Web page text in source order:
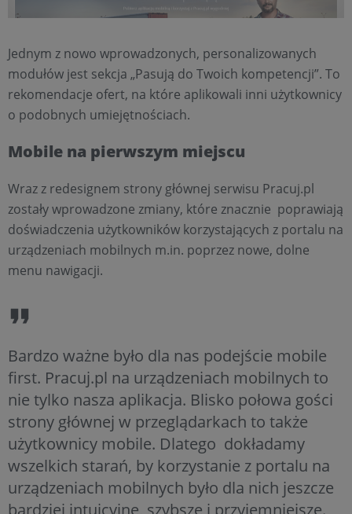
Jednym z nowo wprowadzonych, personalizowanych
modułów jest sekcja „Pasują do Twoich kompetencji”. To
rekomendacje ofert, na które aplikowali inni użytkownicy
o podobnych umiejętnościach.
Mobile na pierwszym miejscu
Wraz z redesignem strony głównej serwisu Pracuj.pl
zostały wprowadzone zmiany, które znacznie poprawiają
doświadczenia użytkowników korzystających z portalu na
urządzeniach mobilnych m.in. poprzez nowe, dolne
menu nawigacji.
Bardzo ważne było dla nas podejście mobile
first. Pracuj.pl na urządzeniach mobilnych to
nie tylko nasza aplikacja. Blisko połowa gości
strony głównej w przeglądarkach to także
użytkownicy mobile. Dlatego dokładamy
wszelkich starań, by korzystanie z portalu na
urządzeniach mobilnych było dla nich jeszcze
bardziej intuicyjne, szybsze i przyjemniejsze.